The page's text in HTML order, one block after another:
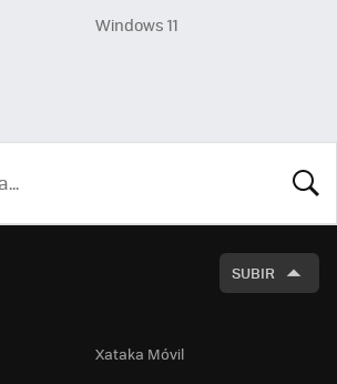
Windows 11
SUBIR
Xataka Móvil